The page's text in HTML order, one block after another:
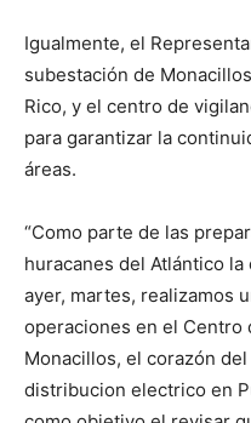
Igualmente, el
subestación de
Rico, y el centro de
para garantizar la
áreas.
“Como parte de las
huracanes del Atlántico
ayer, martes, realizamos
operaciones en el Centro
Monacillos, el corazón
distribucion electrico en